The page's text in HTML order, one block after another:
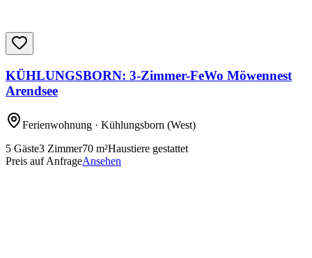
KÜHLUNGSBORN: 3-Zimmer-FeWo Möwennest
Arendsee
Ferienwohnung · Kühlungsborn (West)
5 Gäste3 Zimmer70 m²Haustiere gestattet
Preis auf AnfrageAnsehen